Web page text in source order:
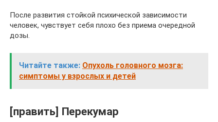
После развития стойкой психической зависимости
человек, чувствует себя плохо без приема очередной
дозы.
Читайте также: Опухоль головного мозга:
симптомы у взрослых и детей
[править] Перекумар